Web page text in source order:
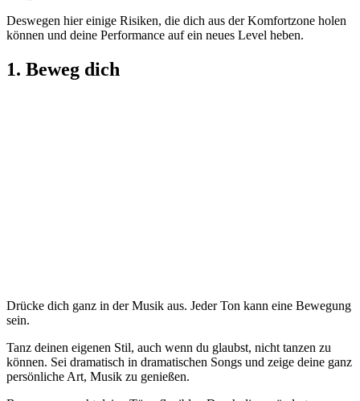
Deswegen hier einige Risiken, die dich aus der Komfortzone holen
können und deine Performance auf ein neues Level heben.
1. Beweg dich
Drücke dich ganz in der Musik aus. Jeder Ton kann eine Bewegung
sein.
Tanz deinen eigenen Stil, auch wenn du glaubst, nicht tanzen zu
können. Sei dramatisch in dramatischen Songs und zeige deine ganz
persönliche Art, Musik zu genießen.